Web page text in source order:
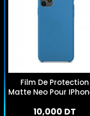
Film De Protection
Matte Neo Pour
10,000 DT